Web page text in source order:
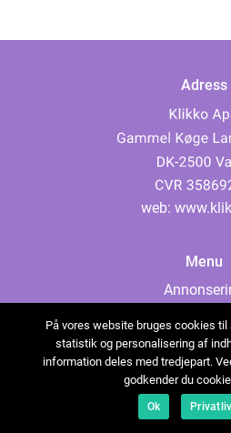
Adress
web:
Menu
Cookies
Kontakta
Sitemap
På vores website bruges cookies
statistik og personalisering af
information deles med tredjepart.
godkender du
Ok